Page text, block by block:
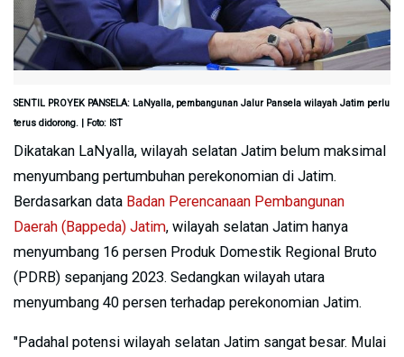
SENTIL PROYEK PANSELA: LaNyalla, pembangunan Jalur Pansela wilayah Jatim perlu
terus didorong. | Foto: IST
Dikatakan LaNyalla, wilayah selatan Jatim belum maksimal
menyumbang pertumbuhan perekonomian di Jatim.
Berdasarkan data Badan Perencanaan Pembangunan
Daerah (Bappeda) Jatim, wilayah selatan Jatim hanya
menyumbang 16 persen Produk Domestik Regional Bruto
(PDRB) sepanjang 2023. Sedangkan wilayah utara
menyumbang 40 persen terhadap perekonomian Jatim.
"Padahal potensi wilayah selatan Jatim sangat besar. Mulai